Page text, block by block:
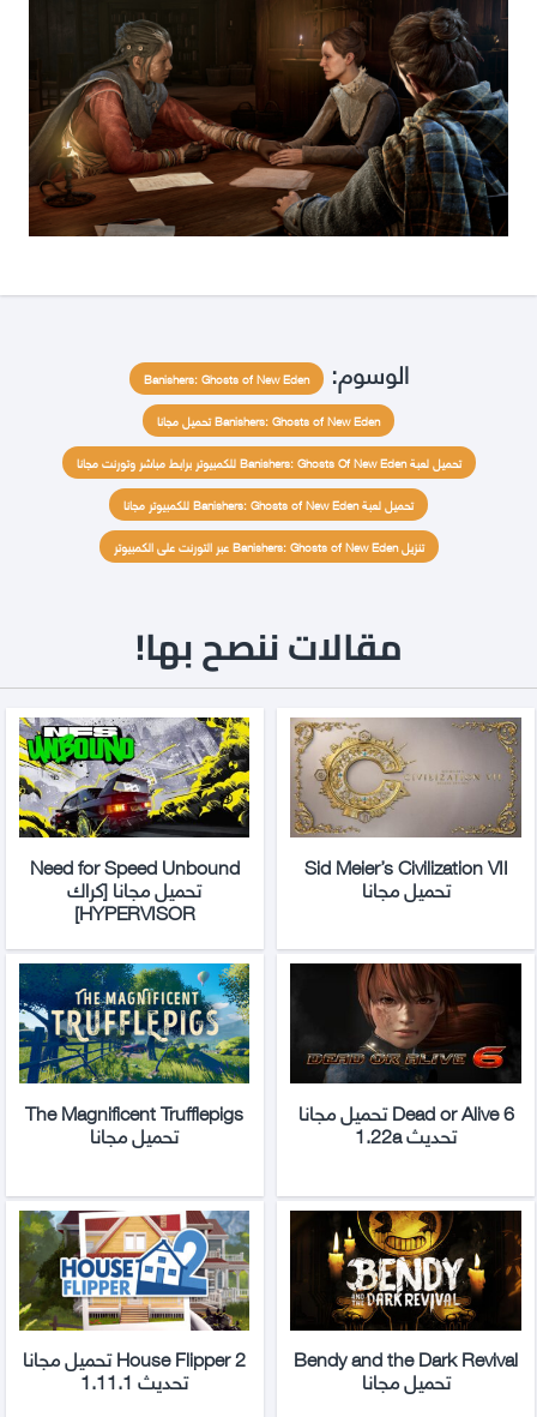
الوسوم: Banishers: Ghosts of New Eden
Banishers: Ghosts of New Eden تحميل مجانا
تحميل لعبة Banishers: Ghosts Of New Eden للكمبيوتر برابط مباشر وتورنت مجانا
تحميل لعبة Banishers: Ghosts of New Eden للكمبيوتر مجانا
تنزيل Banishers: Ghosts of New Eden عبر التورنت على الكمبيوتر
مقالات ننصح بها!
Sid Meier’s Civilization VII
تحميل مجانا
Need for Speed Unbound
تحميل مجانا [كراك
HYPERVISOR]
Dead or Alive 6 تحميل مجانا
تحديث 1.22a
The Magnificent Trufflepigs
تحميل مجانا
Bendy and the Dark Revival
تحميل مجانا
House Flipper 2 تحميل مجانا
تحديث 1.11.1